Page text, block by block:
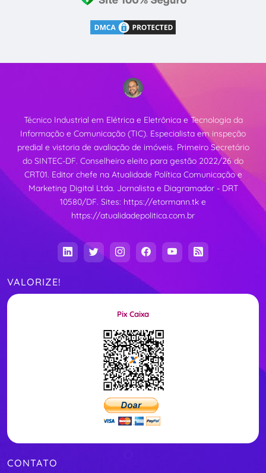
Técnico Industrial em Elétrica e Eletrônica e Tecnologia da
Informação e Comunicação (TIC). Especialista em inspeção
predial e vistoria de avaliação de imóveis. Primeiro Secretário
do SINTEC-DF. Conselheiro eleito para gestão 2022/26 do
CRT01. Editor chefe na Atualidade Política Comunicação e
Marketing Digital Ltda. Jornalista e Diagramador - DRT
10580/DF. Sites: https://etormann.tk e
https://atualidadepolitica.com.br
VALORIZE!
Pix Caixa
CONTATO